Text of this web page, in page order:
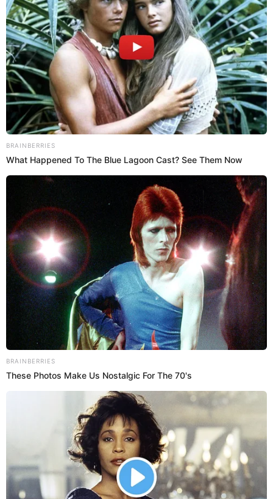
Giovanna Valcárcel revela la muerte de su padre
con emotiva publicación: “Papito, buen viaje”
Giovanna Valcárcel compartió con sus seguidores el lamentable
fallecimiento de su padre Enrique Valcárcel.
Estefani Hoyos
Giovanna Valcárcel
12 Nov 2023 | 20:43 h
Giovanna Valcárcel: “Mi trabajo es divertir a la
gente, no contar chismes”
Animadora celebró dos meses en radio Panamericana y confía que
su prima Milett Figueroa gane Bailando 2023.
Mario Palacios
Giovanna Valcárcel